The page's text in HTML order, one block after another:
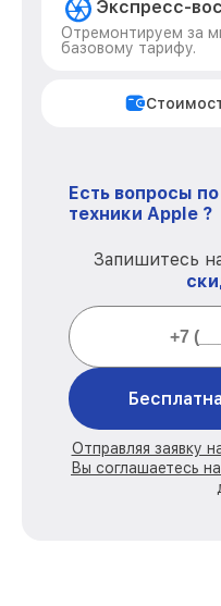
Экспресс-
Отремонтируем за
базовому тарифу.
Есть вопросы
техники Apple ?
Запишитесь
Отправляя заявку
Вы соглашаетесь